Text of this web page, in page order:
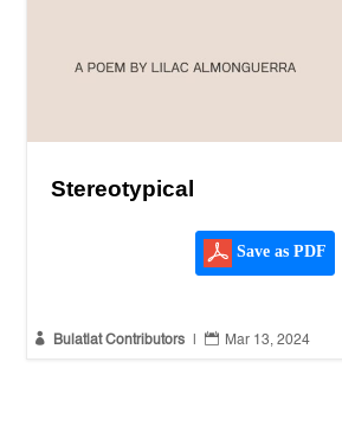
Stereotypical
Save as PDF
 Bulatlat Contributors  Mar 13, 2024